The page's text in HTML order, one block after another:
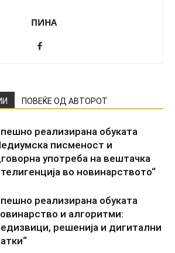
ПИНА
ПОВЕЌЕ ОД АВТОРОТ
реализирана обуката
писменост и
употреба на вештачка
во новинарството“
реализирана обуката
и алгоритми:
решенија и дигитални